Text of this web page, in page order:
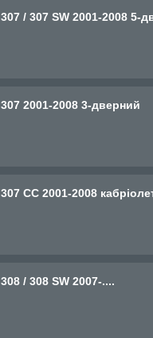
307 / 307 SW 2001-2008 5-
307 2001-2008 3-дверний
307 СС 2001-2008
308 / 308 SW 2007-....